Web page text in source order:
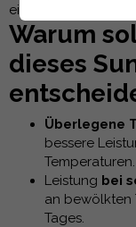
eine optimale
Warum
dieses
Überlegene
bessere
Temperaturen.
Leistung bei
an bewölkten
Tages.